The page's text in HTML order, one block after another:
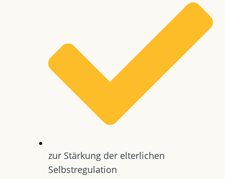
zur Stärkung der elterlichen
Selbstregulation